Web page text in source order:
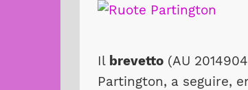
Il brevetto (AU
Partington, a seguire,